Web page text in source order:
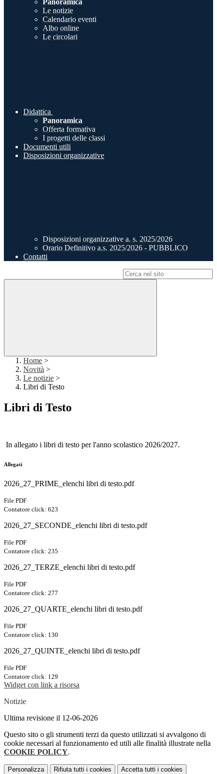
Panoramica
Le notizie
Calendario eventi
Albo online
Le circolari
Didattica
Panoramica
Offerta formativa
I progetti delle classi
Documenti utili
Disposizioni organizzative
Disposizioni organizzative a. s. 2025/2026
Orario Definitivo a.s. 2025/2026 - PUBBLICO
Contatti
Home >
Novità >
Le notizie >
Libri di Testo
Libri di Testo
In allegato i libri di testo per l'anno scolastico 2026/2027.
Allegati
2026_27_PRIME_elenchi libri di testo.pdf
File PDF
Contatore click: 623
2026_27_SECONDE_elenchi libri di testo.pdf
File PDF
Contatore click: 235
2026_27_TERZE_elenchi libri di testo.pdf
File PDF
Contatore click: 277
2026_27_QUARTE_elenchi libri di testo.pdf
File PDF
Contatore click: 130
2026_27_QUINTE_elenchi libri di testo.pdf
File PDF
Contatore click: 129
Widget con link a risorsa
Notizie
Ultima revisione il 12-06-2026
Questo sito o gli strumenti terzi da questo utilizzati si avvalgono di
cookie necessari al funzionamento ed utili alle finalità illustrate nella
COOKIE POLICY.
Personalizza Rifiuta tutti i cookies Accetta tutti i cookies